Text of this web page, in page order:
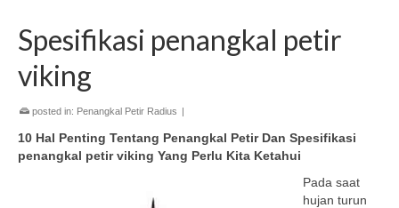
Spesifikasi penangkal petir
viking
posted in: Penangkal Petir Radius |
10 Hal Penting Tentang Penangkal Petir Dan Spesifikasi
penangkal petir viking Yang Perlu Kita Ketahui
Pada saat
hujan turun